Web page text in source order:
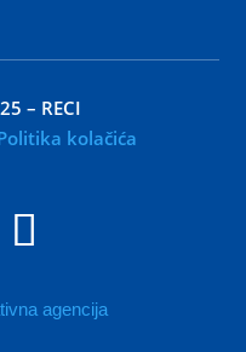
– RECI
kolačića
agencija